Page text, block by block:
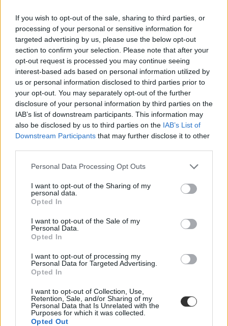
If you wish to opt-out of the sale, sharing to third parties, or
processing of your personal or sensitive information for
targeted advertising by us, please use the below opt-out
section to confirm your selection. Please note that after your
opt-out request is processed you may continue seeing
interest-based ads based on personal information utilized by
us or personal information disclosed to third parties prior to
your opt-out. You may separately opt-out of the further
disclosure of your personal information by third parties on the
IAB’s list of downstream participants. This information may
also be disclosed by us to third parties on the IAB’s List of
Downstream Participants that may further disclose it to other
Personal Data Processing Opt Outs
I want to opt-out of the Sharing of my
personal data.
Opted In
I want to opt-out of the Sale of my
Personal Data.
Opted In
I want to opt-out of processing my
Personal Data for Targeted Advertising.
Opted In
I want to opt-out of Collection, Use,
Retention, Sale, and/or Sharing of my
Personal Data that Is Unrelated with the
Purposes for which it was collected.
Opted Out
Megható videó terjed: ilyen az, amikor egy tanárt
igazán szeretnek
Persze, csak a szemünkbe ment valami.
Közoktatás
J. K. Rowling is segített a beteg egyetemistának
kevés donor jöhetett szóba Laránál, akinek a családja nem adta fel,
Felnőttképzés
éves fiú találmánya
Raymond Wang még csak 17 éves, de alighanem megoldást talált
egy komoly problémára.
Felnőttképzés